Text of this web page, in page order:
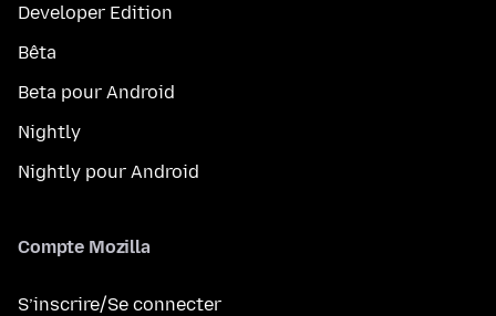
Developer Edition
Bêta
Beta pour Android
Nightly
Nightly pour Android
Compte Mozilla
S’inscrire/Se connecter